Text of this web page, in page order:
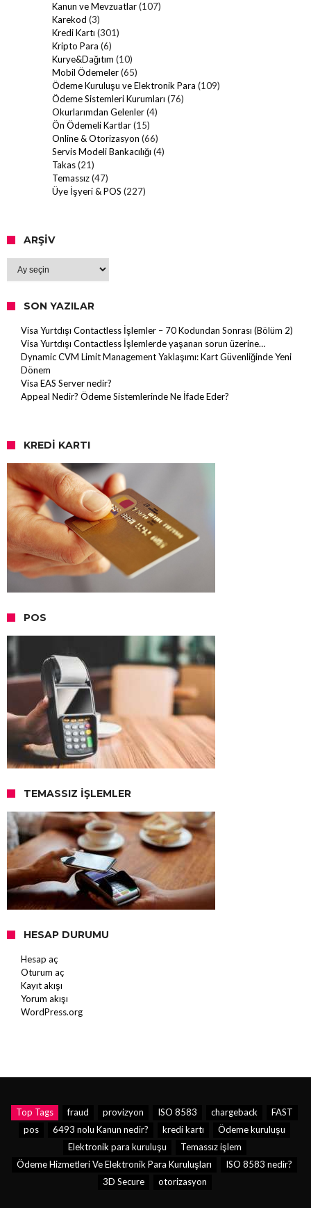
Kanun ve Mevzuatlar(107)
Karekod (3)
Kredi Kartı (301)
Kripto Para (6)
Kurye&Dağıtım (10)
Mobil Ödemeler(65)
Ödeme Kuruluşu ve Elektronik Para (109)
Ödeme Sistemleri Kurumları (76)
Okurlarımdan Gelenler(4)
Ön Ödemeli Kartlar(15)
Online & Otorizasyon (66)
Servis Modeli Bankacılığı (4)
Takas(21)
Temassız(47)
Üye İşyeri & POS (227)
ARŞIV
Arşiv
SON YAZILAR
Visa Yurtdışı Contactless İşlemler – 70 Kodundan Sonrası (Bölüm 2)
Visa Yurtdışı Contactless İşlemlerde yaşanan sorun üzerine…
Dynamic CVM Limit Management Yaklaşımı: Kart Güvenliğinde Yeni
Dönem
Visa EAS Server nedir?
Appeal Nedir? Ödeme Sistemlerinde Ne İfade Eder?
KREDI KARTI
POS
TEMASSIZ İŞLEMLER
HESAP DURUMU
Hesap aç
Oturum aç
Kayıt akışı
Yorum akışı
WordPress.org
Top Tags fraud provizyon ISO 8583 chargeback
FAST
pos
6493 nolu Kanun nedir? kredi kartı
Ödeme kuruluşu
Elektronik para kuruluşu
Temassız işlem
Ödeme Hizmetleri Ve Elektronik Para Kuruluşları
ISO 8583 nedir?
3D Secure
otorizasyon